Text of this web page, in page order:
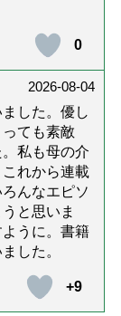
0
2026-08-04
した。優し
ても素敵
私も母の介
れから連載
んなエピソ
と思いま
うに。書籍
した。
+9